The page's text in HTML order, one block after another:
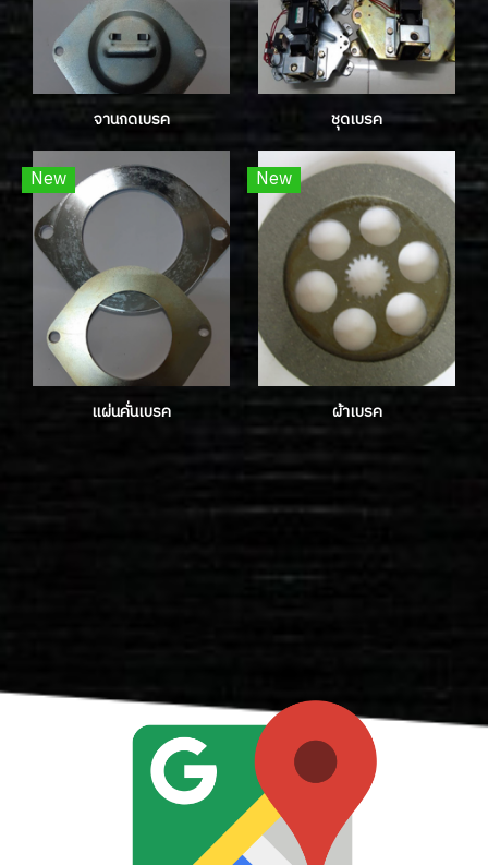
จานกดเบรค ชุดเบรค
New
แผ่นคั่นเบรค
New
ผ้าเบรค